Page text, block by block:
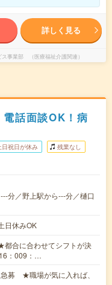
詳しく見る
事業部 （医療福祉介護関連）
電話面談OK！病
日祝日が休み 残業なし
分／野上駅から---分／樋口
日休みOK
合に合わせてシフトが決
：009：…
募 ★職場が気に入れば、